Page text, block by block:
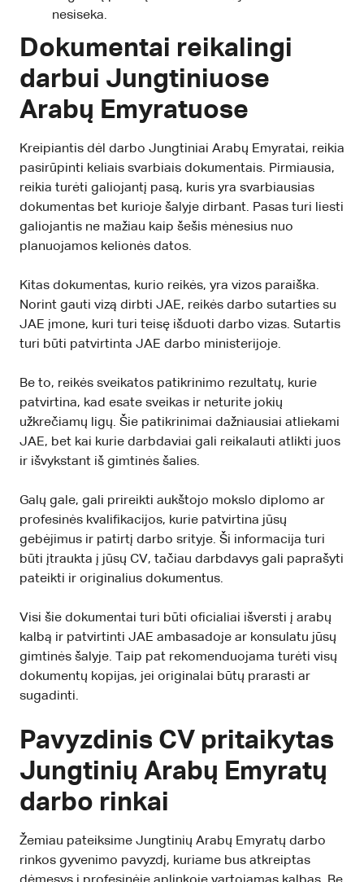
nesiseka.
Dokumentai reikalingi
darbui Jungtiniuose
Arabų Emyratuose
Kreipiantis dėl darbo Jungtiniai Arabų Emyratai, reikia
pasirūpinti keliais svarbiais dokumentais. Pirmiausia,
reikia turėti galiojantį pasą, kuris yra svarbiausias
dokumentas bet kurioje šalyje dirbant. Pasas turi liesti
galiojantis ne mažiau kaip šešis mėnesius nuo
planuojamos kelionės datos.
Kitas dokumentas, kurio reikės, yra vizos paraiška.
Norint gauti vizą dirbti JAE, reikės darbo sutarties su
JAE įmone, kuri turi teisę išduoti darbo vizas. Sutartis
turi būti patvirtinta JAE darbo ministerijoje.
Be to, reikės sveikatos patikrinimo rezultatų, kurie
patvirtina, kad esate sveikas ir neturite jokių
užkrečiamų ligų. Šie patikrinimai dažniausiai atliekami
JAE, bet kai kurie darbdaviai gali reikalauti atlikti juos
ir išvykstant iš gimtinės šalies.
Galų gale, gali prireikti aukštojo mokslo diplomo ar
profesinės kvalifikacijos, kurie patvirtina jūsų
gebėjimus ir patirtį darbo srityje. Ši informacija turi
būti įtraukta į jūsų CV, tačiau darbdavys gali paprašyti
pateikti ir originalius dokumentus.
Visi šie dokumentai turi būti oficialiai išversti į arabų
kalbą ir patvirtinti JAE ambasadoje ar konsulatu jūsų
gimtinės šalyje. Taip pat rekomenduojama turėti visų
dokumentų kopijas, jei originalai būtų prarasti ar
sugadinti.
Pavyzdinis CV pritaikytas
Jungtinių Arabų Emyratų
darbo rinkai
Žemiau pateiksime Jungtinių Arabų Emyratų darbo
rinkos gyvenimo pavyzdį, kuriame bus atkreiptas